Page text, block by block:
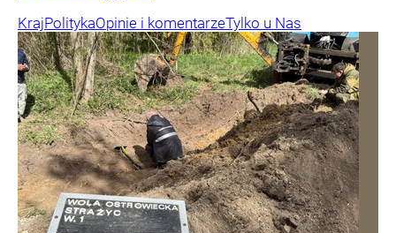
KrajPolitykaOpinie i komentarzeTylko u Nas